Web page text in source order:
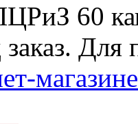
60
. Для
магазине